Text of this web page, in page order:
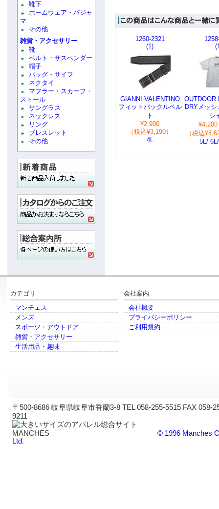
1260-2321
(1)
GIANNI VALENTINO
フィットバックルベル
ト
¥2,900
（税込¥3,190）
4L
OUTDOOR
DRYメッ
シ
¥4,200
（税込
5L/
靴下
ホームウェア・パジャ
マ
その他
雑貨・アクセサリー
靴
ベルト・サスペンダー
帽子
バッグ・サイフ
ネクタイ
マフラー・スカーフ・
ストール
サングラス
ネックレス
リング
ブレスレット
その他
カテゴリ
マンチェス
メンズ
スポーツ・アウトドア
雑貨・アクセサリー
生活用品・趣味
会社案内
会社概要
プライバシーポリシー
ご利用規約
〒500-8686 岐阜県岐阜市香蘭3-8 TEL 058-255-5515 FAX 058-
9211
© 1996 Manches
Ltd.